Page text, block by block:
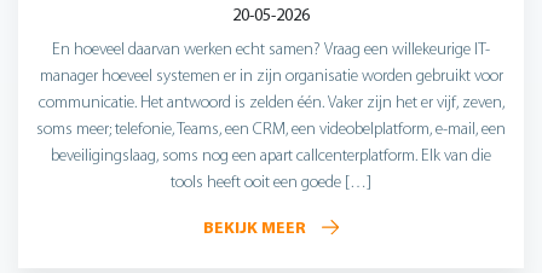
20-05-2026
En hoeveel daarvan werken echt samen? Vraag een willekeurige IT-
manager hoeveel systemen er in zijn organisatie worden gebruikt voor
communicatie. Het antwoord is zelden één. Vaker zijn het er vijf, zeven,
soms meer; telefonie, Teams, een CRM, een videobelplatform, e-mail, een
beveiligingslaag, soms nog een apart callcenterplatform. Elk van die
tools heeft ooit een goede […]
BEKIJK MEER